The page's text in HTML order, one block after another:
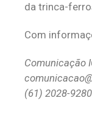
da trinca-
Com
Comunicação
(61) 2028-9280